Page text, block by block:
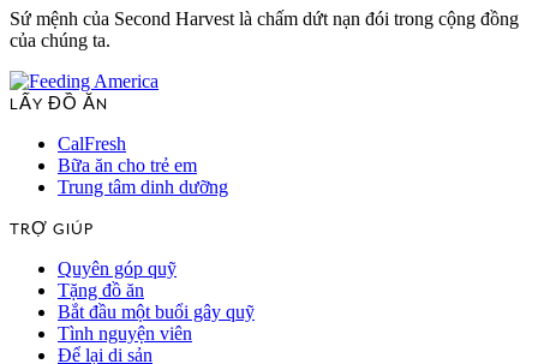
Sứ mệnh của Second Harvest là chấm dứt nạn đói trong cộng đồng
của chúng ta.
LẤY ĐỒ ĂN
CalFresh
Bữa ăn cho trẻ em
Trung tâm dinh dưỡng
TRỢ GIÚP
Quyên góp quỹ
Tặng đồ ăn
Bắt đầu một buổi gây quỹ
Tình nguyện viên
Để lại di sản